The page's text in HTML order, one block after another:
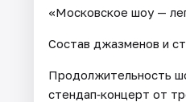
«Московское шоу —
Состав джазменов и
Продолжительность
стендап‑концерт от